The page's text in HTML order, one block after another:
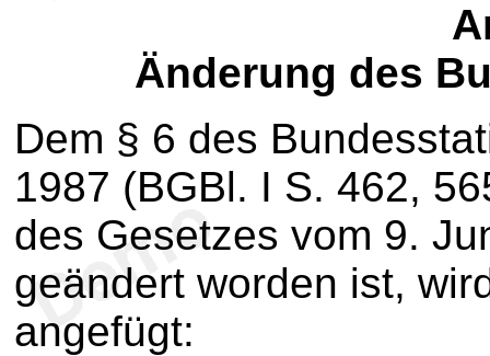
Änderung des
Dem § 6 des
1987 (BGBl. I S. 462,
des Gesetzes vom 9.
geändert worden ist,
angefügt: